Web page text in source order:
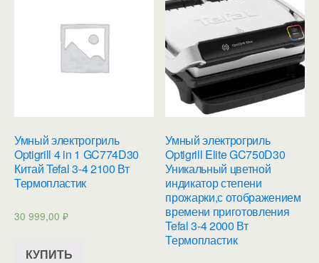
Умный электрогриль
Optigrill 4 in 1 GC774D30
Китай Tefal 3-4 2100 Вт
Термопластик
30 999,00 ₽
КУПИТЬ
Умный электрогриль
Optigrill Elite GC750D30
Уникальный цветной
индикатор степени
прожарки,с отображением
времени приготовления
Tefal 3-4 2000 Вт
Термопластик